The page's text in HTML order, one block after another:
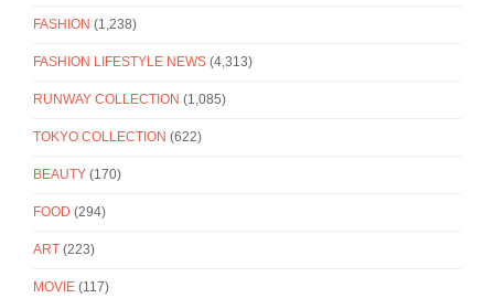
FASHION (1,238)
FASHION LIFESTYLE NEWS (4,313)
RUNWAY COLLECTION (1,085)
TOKYO COLLECTION (622)
BEAUTY (170)
FOOD (294)
ART (223)
MOVIE (117)